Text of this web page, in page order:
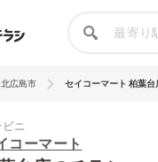
北広島市 セイコーマート 柏葉台
ビニ
コーマート